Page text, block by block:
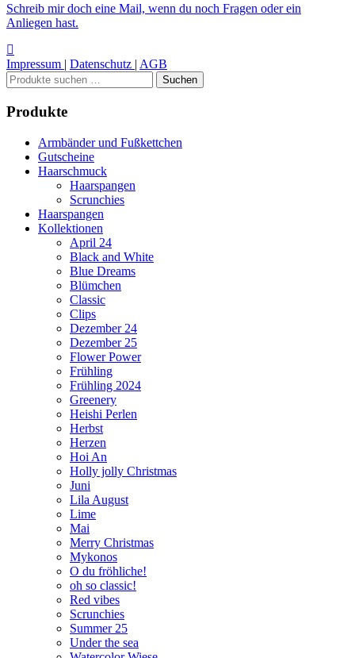
Schreib mir doch eine Mail, wenn du noch Fragen oder ein
Anliegen hast.
Impressum | Datenschutz | AGB
Suchen
nach:
Suchen
Produkte
Armbänder und Fußkettchen
Gutscheine
Haarschmuck
Haarspangen
Scrunchies
Haarspangen
Kollektionen
April 24
Black and White
Blue Dreams
Blümchen
Classic
Clips
Dezember 24
Dezember 25
Flower Power
Frühling
Frühling 2024
Greenery
Heishi Perlen
Herbst
Herzen
Hoi An
Holly jolly Christmas
Juni
Lila August
Lime
Mai
Merry Christmas
Mykonos
O du fröhliche!
oh so classic!
Red vibes
Scrunchies
Summer 25
Under the sea